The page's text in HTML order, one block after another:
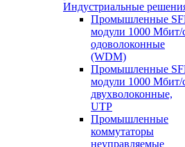
Индустриальные
Промышленные
модули 1000 Мбит/
одоволоконные
(WDM)
Промышленные
модули 1000 Мбит/
двухволоконные,
UTP
Промышленные
коммутаторы
неуправляемые